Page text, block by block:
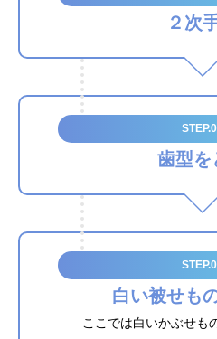
２次
歯型を
白い被せも
ここでは白いかぶせも